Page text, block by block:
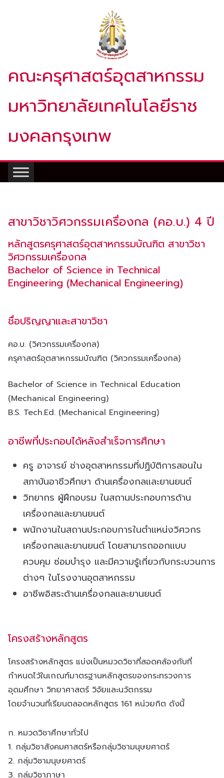
คณะครุศาสตร์อุตสาหกรรม
มหาวิทยาลัยเทคโนโลยีราช
มงคลกรุงเทพ
สาขาวิชาวิศวกรรมเครื่องกล (คอ.บ.) 4 ปี
หลักสูตรครุศาสตร์อุตสาหกรรมบัณฑิต สาขาวิชา
วิศวกรรมเครื่องกล
Bachelor of Science in Technical
Engineering (Mechanical Engineering)
ชื่อปริญญาและสาขาวิชา
คอ.บ. (วิศวกรรมเครื่องกล)
ครุศาสตร์อุตสาหกรรมบัณฑิต (วิศวกรรมเครื่องกล)
Bachelor of Science in Technical Education
(Mechanical Engineering)
B.S. Tech.Ed. (Mechanical Engineering)
อาชีพที่ประกอบได้หลังสำเร็จการศึกษา
ครู อาจารย์ ช่างอุตสาหกรรมที่ปฏิบัติการสอนใน
สภาบันอาชีวศึกษา ด้านเครื่องกลและยานยนต์
วิทยากร ผู้ฝึกอบรม ในสถานประกอบการด้าน
เครื่องกลและยานยนต์
พนักงานในสถานประกอบการในตำแหน่งวิศวกร
เครื่องกลและยานยนต์ โดยสามารถออกแบบ
ควบคุม ซ่อมบำรุง และมีความรู้เกี่ยวกับกระบวนการ
ต่างๆ ในโรงงานอุตสาหกรรม
อาชีพอิสระด้านเครื่องกลและยานยนต์
โครงสร้างหลักสูตร
โครงสร้างหลักสูตร แบ่งเป็นหมวดวิชาที่สอดคล้องกับที่
กำหนดไว้ในเกณฑ์มาตรฐานหลักสูตรของกระทรวงการ
อุดมศึกษา วิทยาศาสตร์ วิจัยและนวัตกรรม
โดยจำนวนที่เรียนตลอดหลักสูตร 161 หน่วยกิต ดังนี้
ก. หมวดวิชาศึกษาทั่วไป
1. กลุ่มวิชาสังคมศาสตร์หรือกลุ่มวิชามนุษยศาตร์
2. กลุ่มวิชามนุษยศาตร์
3. กลุ่มวิชาภาษา